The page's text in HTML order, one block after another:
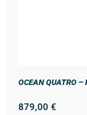
OCEAN QUATRO –
879,00 €